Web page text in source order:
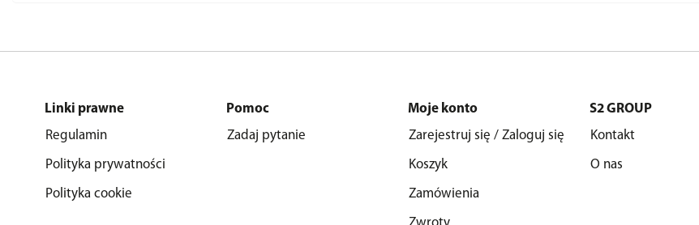
Linki prawne
Regulamin
Polityka prywatności
Polityka cookie
Pomoc
Zadaj pytanie
Moje konto
Zarejestruj się / Zaloguj się
Koszyk
Zamówienia
S2 GROUP
Kontakt
O nas